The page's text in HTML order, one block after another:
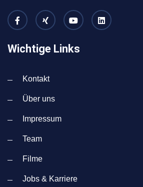
Wichtige Links
Kontakt
Über uns
Impressum
Team
Filme
Jobs & Karriere